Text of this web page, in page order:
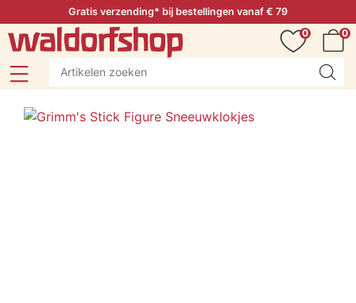
Gratis verzending* bij bestellingen vanaf € 79
0
0